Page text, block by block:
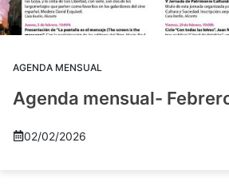
AGENDA MENSUAL
Agenda mensual-
02/02/2026